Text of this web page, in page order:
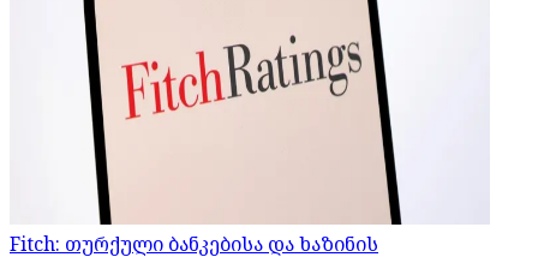
Fitch: თურქული ბანკებისა და ხაზინის